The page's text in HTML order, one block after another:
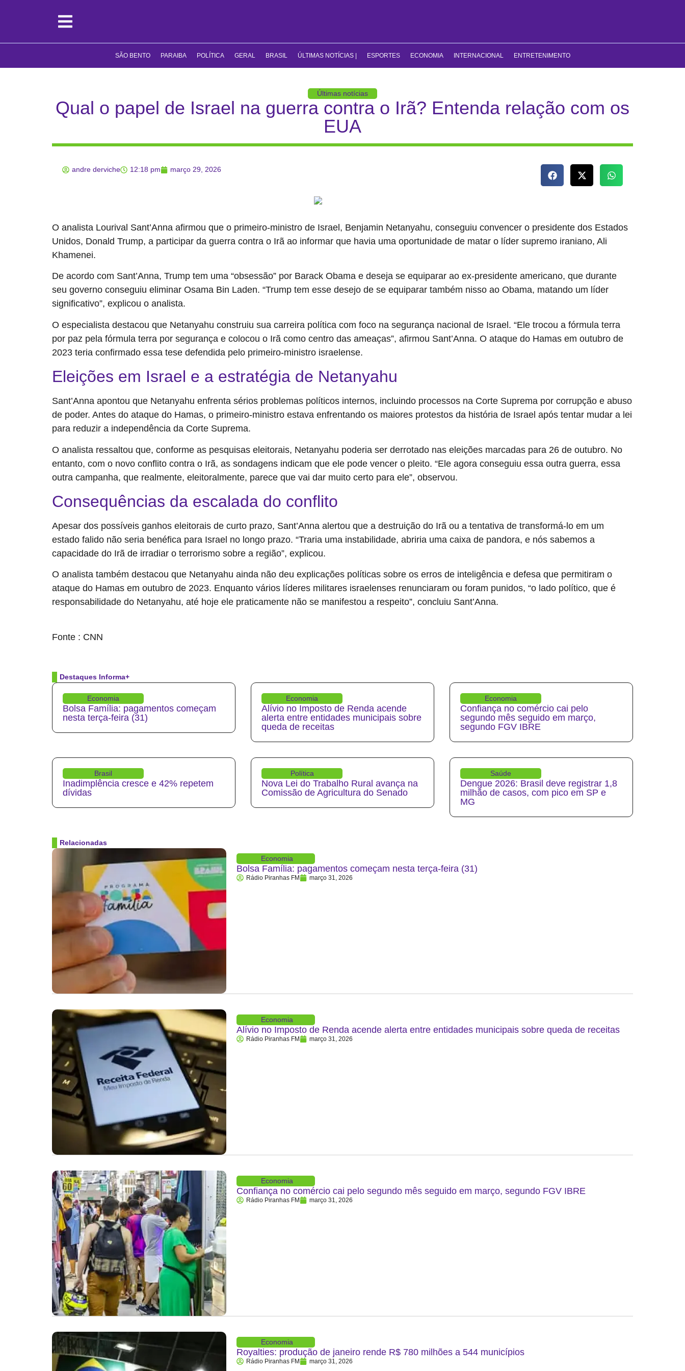
SÃO BENTO PARAIBA POLÍTICA GERAL BRASIL ÚLTIMAS NOTÍCIAS | ESPORTES ECONOMIA INTERNACIONAL ENTRETENIMENTO
Últimas notícias
Qual o papel de Israel na guerra contra o Irã? Entenda relação com os
EUA
andre derviche 12:18 pm março 29, 2026
O analista Lourival Sant’Anna afirmou que o primeiro-ministro de Israel, Benjamin Netanyahu, conseguiu convencer o presidente dos Estados
Unidos, Donald Trump, a participar da guerra contra o Irã ao informar que havia uma oportunidade de matar o líder supremo iraniano, Ali
Khamenei.
De acordo com Sant’Anna, Trump tem uma “obsessão” por Barack Obama e deseja se equiparar ao ex-presidente americano, que durante
seu governo conseguiu eliminar Osama Bin Laden. “Trump tem esse desejo de se equiparar também nisso ao Obama, matando um líder
significativo”, explicou o analista.
O especialista destacou que Netanyahu construiu sua carreira política com foco na segurança nacional de Israel. “Ele trocou a fórmula terra
por paz pela fórmula terra por segurança e colocou o Irã como centro das ameaças”, afirmou Sant’Anna. O ataque do Hamas em outubro de
2023 teria confirmado essa tese defendida pelo primeiro-ministro israelense.
Eleições em Israel e a estratégia de Netanyahu
Sant’Anna apontou que Netanyahu enfrenta sérios problemas políticos internos, incluindo processos na Corte Suprema por corrupção e abuso
de poder. Antes do ataque do Hamas, o primeiro-ministro estava enfrentando os maiores protestos da história de Israel após tentar mudar a lei
para reduzir a independência da Corte Suprema.
O analista ressaltou que, conforme as pesquisas eleitorais, Netanyahu poderia ser derrotado nas eleições marcadas para 26 de outubro. No
entanto, com o novo conflito contra o Irã, as sondagens indicam que ele pode vencer o pleito. “Ele agora conseguiu essa outra guerra, essa
outra campanha, que realmente, eleitoralmente, parece que vai dar muito certo para ele”, observou.
Consequências da escalada do conflito
Apesar dos possíveis ganhos eleitorais de curto prazo, Sant’Anna alertou que a destruição do Irã ou a tentativa de transformá-lo em um
estado falido não seria benéfica para Israel no longo prazo. “Traria uma instabilidade, abriria uma caixa de pandora, e nós sabemos a
capacidade do Irã de irradiar o terrorismo sobre a região”, explicou.
O analista também destacou que Netanyahu ainda não deu explicações políticas sobre os erros de inteligência e defesa que permitiram o
ataque do Hamas em outubro de 2023. Enquanto vários líderes militares israelenses renunciaram ou foram punidos, “o lado político, que é
responsabilidade do Netanyahu, até hoje ele praticamente não se manifestou a respeito”, concluiu Sant’Anna.
Fonte : CNN
Destaques Informa+
Economia
Bolsa Família: pagamentos começam
nesta terça-feira (31)
Economia
Alívio no Imposto de Renda acende
alerta entre entidades municipais sobre
queda de receitas
Economia
Confiança no comércio cai pelo
segundo mês seguido em março,
segundo FGV IBRE
Brasil
Inadimplência cresce e 42% repetem
dívidas
Política
Nova Lei do Trabalho Rural avança na
Comissão de Agricultura do Senado
Saúde
Dengue 2026: Brasil deve registrar 1,8
milhão de casos, com pico em SP e
MG
Relacionadas
Economia
Bolsa Família: pagamentos começam nesta terça-feira (31)
Rádio Piranhas FM março 31, 2026
Economia
Alívio no Imposto de Renda acende alerta entre entidades municipais sobre queda de receitas
Rádio Piranhas FM março 31, 2026
Economia
Confiança no comércio cai pelo segundo mês seguido em março, segundo FGV IBRE
Rádio Piranhas FM março 31, 2026
Economia
Royalties: produção de janeiro rende R$ 780 milhões a 544 municípios
Rádio Piranhas FM março 31, 2026